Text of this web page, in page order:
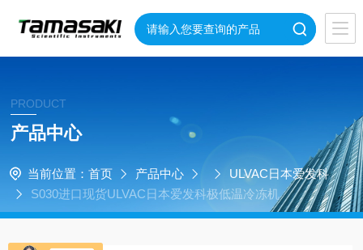
PRODUCT
产品中心
当前位置： 首页 产品中心
ULVAC日本爱发科
S030进口现货ULVAC日本爱发科极低温冷冻机